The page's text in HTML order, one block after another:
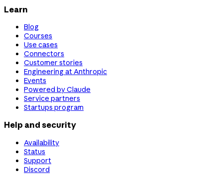
Learn
Blog
Courses
Use cases
Connectors
Customer stories
Engineering at Anthropic
Events
Powered by Claude
Service partners
Startups program
Help and security
Availability
Status
Support
Discord